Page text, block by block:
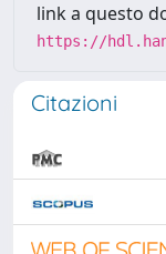
link a questo
https://
Citazioni